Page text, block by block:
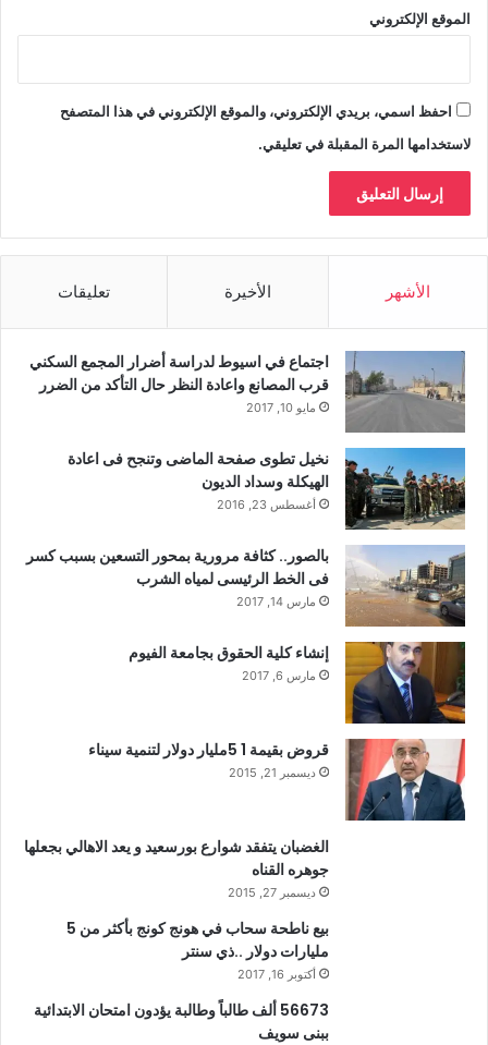
الموقع الإلكتروني
احفظ اسمي، بريدي الإلكتروني، والموقع الإلكتروني في هذا المتصفح
لاستخدامها المرة المقبلة في تعليقي.
الأشهر الأخيرة تعليقات
اجتماع في اسيوط لدراسة أضرار المجمع السكني
قرب المصانع واعادة النظر حال التأكد من الضرر
مايو 10, 2017
نخيل تطوى صفحة الماضى وتنجح فى اعادة
الهيكلة وسداد الديون
أغسطس 23, 2016
بالصور.. كثافة مرورية بمحور التسعين بسبب كسر
فى الخط الرئيسى لمياه الشرب
مارس 14, 2017
إنشاء كلية الحقوق بجامعة الفيوم
مارس 6, 2017
قروض بقيمة 1 5مليار دولار لتنمية سيناء
ديسمبر 21, 2015
الغضبان يتفقد شوارع بورسعيد و يعد الاهالي بجعلها
جوهره القناه
ديسمبر 27, 2015
بيع ناطحة سحاب في هونج كونج بأكثر من 5
مليارات دولار ..ذي سنتر
أكتوبر 16, 2017
56673 ألف طالباً وطالبة يؤدون امتحان الابتدائية
ببنى سويف